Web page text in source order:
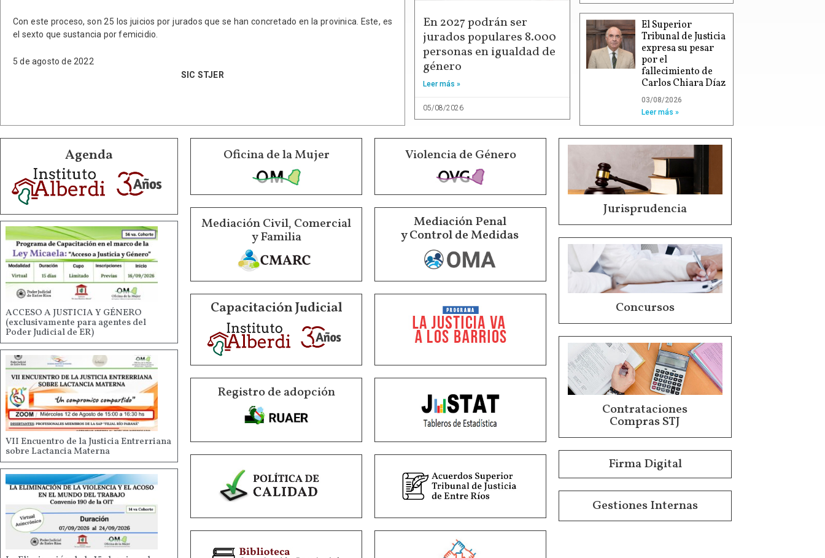
Con este proceso, son 25 los juicios por jurados que se han concretado en la provinica. Este, es
el sexto que sustancia por femicidio.
5 de agosto de 2022
SIC STJER
En 2027 podrán ser
jurados populares 8.000
personas en igualdad de
género
Leer más »
05/08/2026
El Superior
Tribunal de Justicia
expresa su pesar
por el
fallecimiento de
Carlos Chiara Díaz
03/08/2026
Leer más »
Agenda
ACCESO A JUSTICIA Y GÉNERO
(exclusivamente para agentes del
Poder Judicial de ER)
VII Encuentro de la Justicia Entrerriana
sobre Lactancia Materna
Oficina de la Mujer Violencia de Género
Mediación Civil, Comercial
y Familia
Mediación Penal
y Control de Medidas
Capacitación Judicial
Registro de adopción
Jurisprudencia
Concursos
Contrataciones
Compras STJ
Firma Digital
Gestiones Internas